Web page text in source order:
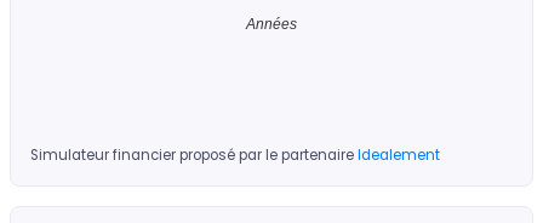
Années
Simulateur financier proposé par le partenaireIdealement